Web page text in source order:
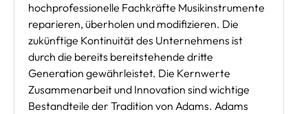
hochprofessionelle Fachkräfte Musikinstrumente
reparieren, überholen und modifizieren. Die
zukünftige Kontinuität des Unternehmens ist
durch die bereits bereitstehende dritte
Generation gewährleistet. Die Kernwerte
Zusammenarbeit und Innovation sind wichtige
Bestandteile der Tradition von Adams. Adams